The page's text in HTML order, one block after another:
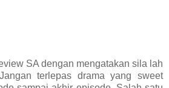
SA dengan mengatakan sila lah
terlepas drama yang sweet